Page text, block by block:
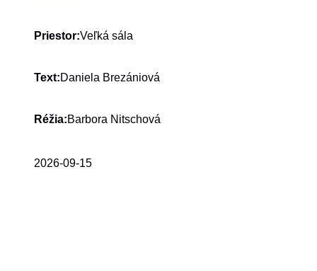
Priestor:Veľká sála
Text:Daniela Brezániová
Réžia:Barbora Nitschová
2026-09-15